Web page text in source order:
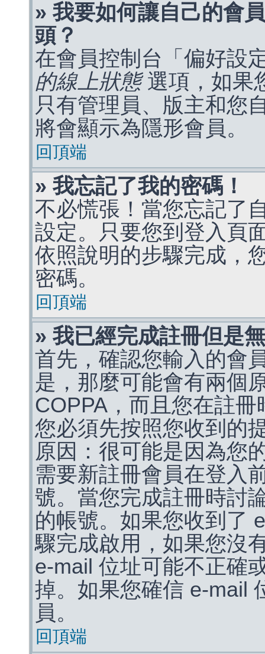
» 我要如何讓自己的會
頭？
在會員控制台「偏好設
的線上狀態選項，如果
只有管理員、版主和您
將會顯示為隱形會員。
回頂端
» 我忘記了我的密碼！
不必慌張！當您忘記了
設定。只要您到登入頁
依照說明的步驟完成，
密碼。
回頂端
» 我已經完成註冊但是
首先，確認您輸入的會
是，那麼可能會有兩個
COPPA，而且您在註
您必須先按照您收到的
原因：很可能是因為您
需要新註冊會員在登入
號。當您完成註冊時討
的帳號。如果您收到了
驟完成啟用，如果您沒
e-mail 位址可能不正確
掉。如果您確信 e-mail
員。
回頂端